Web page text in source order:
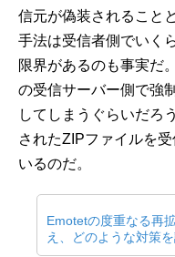
信元が偽装されること
手法は受信者側でいく
限界があるのも事実だ
の受信サーバー側で強
してしまうぐらいだろ
されたZIPファイルを
いるのだ。
Emotetの度重なる再
え、どのような対策